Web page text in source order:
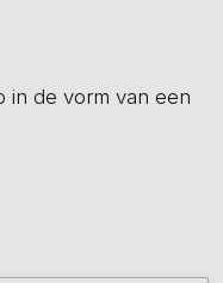
in de vorm van een